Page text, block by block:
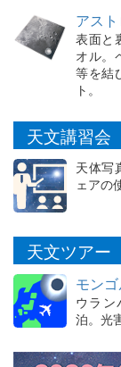
アス
表面と
オル。
等を結
ト。
天文講習会
天体写
ェアの
天文ツアー
モン
ウラン
泊。光